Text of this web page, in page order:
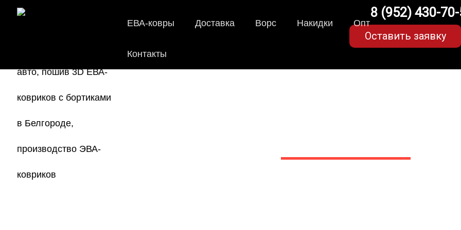
ЕВА-ковры Доставка Ворс Накидки Опт
Контакты
8 (952) 430-
Оставить заявку